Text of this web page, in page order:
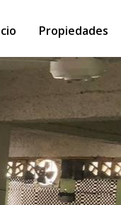
Propiedades